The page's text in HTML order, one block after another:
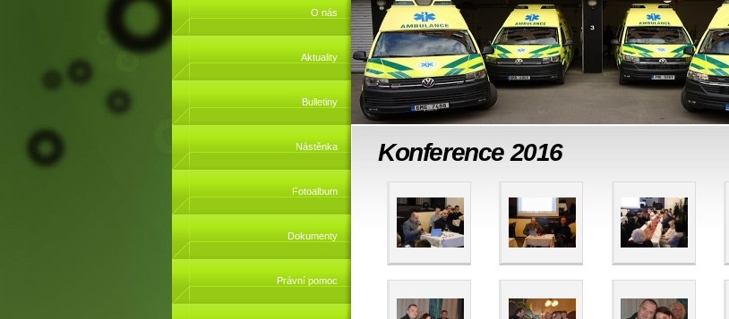
O nás
Aktuality
Bulletiny
Nástěnka
Fotoalbum
Dokumenty
Právní pomoc
Konference 2016